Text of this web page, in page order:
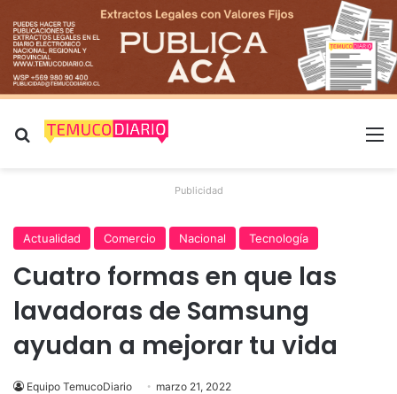
Buscar por
Publicidad
Actualidad Comercio Nacional Tecnología
Cuatro formas en que las
lavadoras de Samsung
ayudan a mejorar tu vida
Equipo TemucoDiario marzo 21, 2022